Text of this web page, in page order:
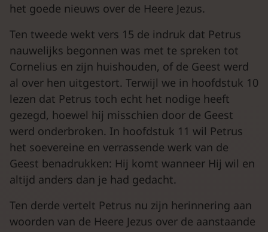
het goede nieuws over de Heere Jezus.
Ten tweede wekt vers 15 de indruk dat Petrus
nauwelijks begonnen was met te spreken tot
Cornelius en zijn huishouden, of de Geest werd
al over hen uitgestort. Terwijl we in hoofdstuk 10
lezen dat Petrus toch echt het nodige heeft
gezegd, hoewel hij misschien door de Geest
werd onderbroken. In hoofdstuk 11 wil Petrus
het soevereine en verrassende werk van de
Geest benadrukken: Hij komt wanneer Hij wil en
altijd anders dan je had gedacht.
Ten derde vertelt Petrus nu zijn herinnering aan
woorden van de Heere Jezus over de aanstaande